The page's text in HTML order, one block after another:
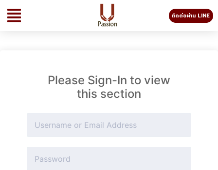
ติดต่อผ่าน LINE
Please Sign-In to view
this section